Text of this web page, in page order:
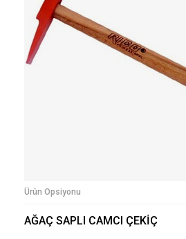
Ürün Opsiyonu
AĞAÇ SAPLI CAMCI ÇEKİÇ